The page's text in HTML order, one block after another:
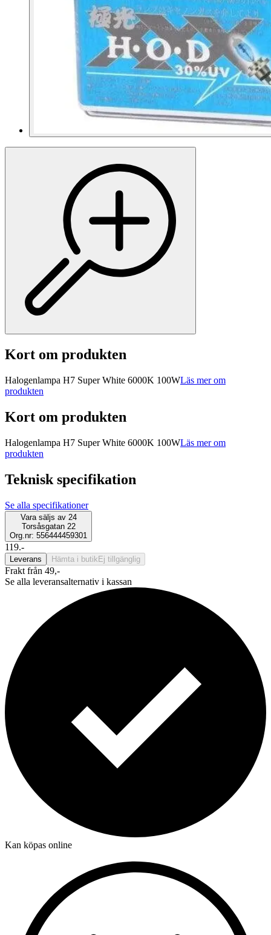
Kort om produkten
Halogenlampa H7 Super White 6000K 100WLäs mer om
produkten
Kort om produkten
Halogenlampa H7 Super White 6000K 100WLäs mer om
produkten
Teknisk specifikation
Se alla specifikationer
Vara säljs av 24
Torsåsgatan 22
Org.nr: 556444459301
119.-
Leverans Hämta i butik Ej tillgänglig
Frakt från 49,-
Se alla leveransalternativ i kassan
Kan köpas online